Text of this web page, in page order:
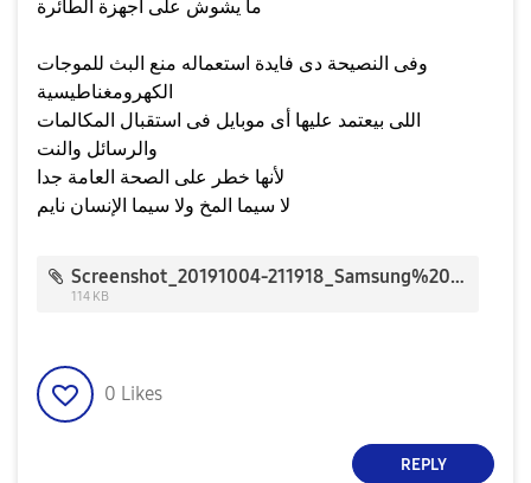
ما يشوش على أجهزة الطائرة
وفى النصيحة دى فايدة استعماله منع البث للموجات
الكهرومغناطيسية
اللى بيعتمد عليها أى موبايل فى استقبال المكالمات
والرسائل والنت
لأنها خطر على الصحة العامة جدا
لا سيما المخ ولا سيما الإنسان نايم
Screenshot_20191004-211918_Samsung%20Members_4154.jpg
114 KB
0 Likes
REPLY